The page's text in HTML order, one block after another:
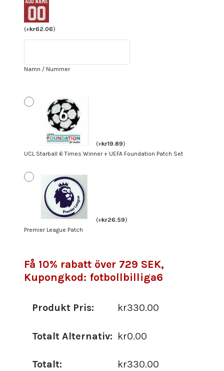
Barn
Liverpool
Hemmatröja
2023-
Darwin
mängd
(+kr62.06)
Namn / Nummer
(+kr19.89)
UCL Starball 6 Times Winner + UEFA Foundation Patch Set
(+kr26.59)
Premier League Patch
Få 10% rabatt över 729 SEK,
Kupongkod: fotbollbilliga6
Produkt Pris: kr330.00
Totalt Alternativ: kr0.00
Totalt: kr330.00